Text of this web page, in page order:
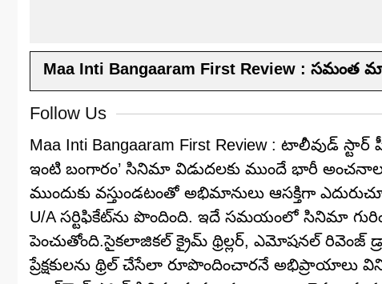
Maa Inti Bangaaram First Review : సమంత
Follow Us
Maa Inti Bangaaram First Review : టాలీవుడ్
ఇంటి బంగారం’ సినిమా విడుదలకు ముందే భారీ
ముందుకు వస్తుండటంతో అభిమానులు ఆసక్తిగా
U/A సర్టిఫికేట్‌ను పొందింది. ఇదే సమయంలో సినిమా
పెంచుతోంది.సైకలాజికల్ క్రైమ్ థ్రిల్లర్, ఎమోషనల్
ప్రేక్షకులను థ్రిల్ చేసేలా రూపొందించారనే అభిప్రాయాలు